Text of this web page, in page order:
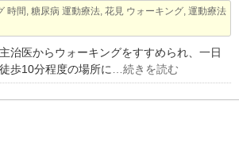
時間 , 糖尿病 運動療法, 花見 ウォーキング, 運動療法
治医からウォーキングをすすめられ、一日
歩10分程度の場所に
…続きを読む